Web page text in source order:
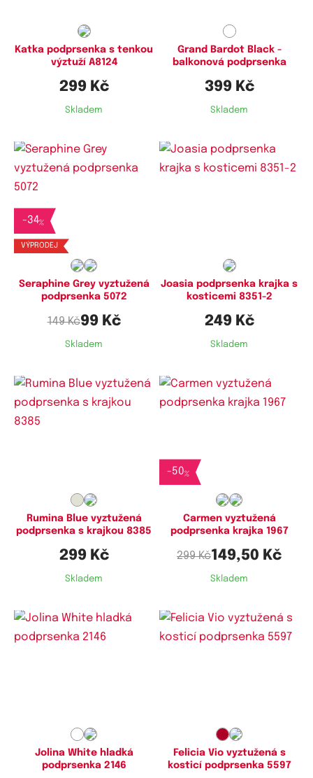
Katka podprsenka s tenkou
výztuží A8124
299 Kč
Skladem
Grand Bardot Black -
balkonová podprsenka
399 Kč
Skladem
-34%
VÝPRODEJ
Seraphine Grey vyztužená
podprsenka 5072
149 Kč99 Kč
Skladem
Joasia podprsenka krajka s
kosticemi 8351-2
249 Kč
Skladem
Rumina Blue vyztužená
podprsenka s krajkou 8385
299 Kč
Skladem
-50%
Carmen vyztužená
podprsenka krajka 1967
299 Kč149,50 Kč
Skladem
Jolina White hladká
podprsenka 2146
Felicia Vio vyztužená s
kosticí podprsenka 5597